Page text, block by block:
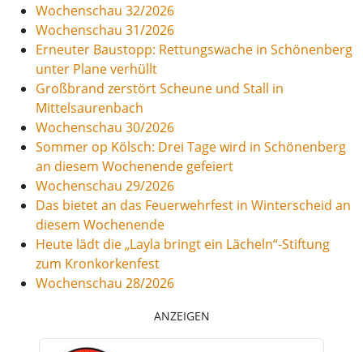
Wochenschau 32/2026
Wochenschau 31/2026
Erneuter Baustopp: Rettungswache in Schönenberg
unter Plane verhüllt
Großbrand zerstört Scheune und Stall in
Mittelsaurenbach
Wochenschau 30/2026
Sommer op Kölsch: Drei Tage wird in Schönenberg
an diesem Wochenende gefeiert
Wochenschau 29/2026
Das bietet an das Feuerwehrfest in Winterscheid an
diesem Wochenende
Heute lädt die „Layla bringt ein Lächeln“-Stiftung
zum Kronkorkenfest
Wochenschau 28/2026
ANZEIGEN